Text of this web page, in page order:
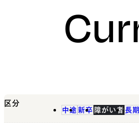
区分
中途 新卒 障がい者 長